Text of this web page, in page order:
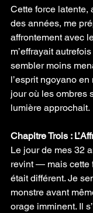
Cette force latente,
des années, me
affrontement avec
m’effrayait
sembler moins
l’esprit ngoyano
jour où les ombres
lumière approchait.
Chapitre Trois :
Le jour de mes 32
revint — mais cette
était différent. Je
monstre avant
orage imminent. Il